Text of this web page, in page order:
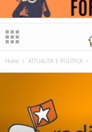
Home ATTUALITA' E POLITICA